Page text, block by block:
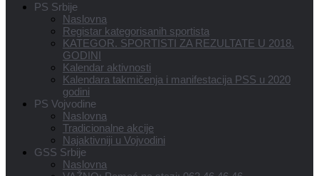
PS Srbije
Naslovna
Registar kategorisanih sportista
KATEGOR. SPORTISTI ZA REZULTATE U 2018.
GODINI
Kalendar aktivnosti
Kalendara takmičenja i manifestacija PSS u 2020
godini
PS Vojvodine
Naslovna
Tradicionalne akcije
Najaktivniji u Vojvodini
GSS Srbije
Naslovna